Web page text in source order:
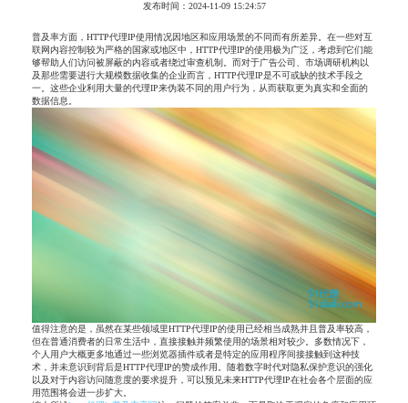
发布时间：2024-11-09 15:24:57
普及率方面，HTTP代理IP使用情况因地区和应用场景的不同而有所差异。在一些对互
联网内容控制较为严格的国家或地区中，HTTP代理IP的使用极为广泛，考虑到它们能
够帮助人们访问被屏蔽的内容或者绕过审查机制。而对于广告公司、市场调研机构以
及那些需要进行大规模数据收集的企业而言，HTTP代理IP是不可或缺的技术手段之
一。这些企业利用大量的代理IP来伪装不同的用户行为，从而获取更为真实和全面的
数据信息。
值得注意的是，虽然在某些领域里HTTP代理IP的使用已经相当成熟并且普及率较高，
但在普通消费者的日常生活中，直接接触并频繁使用的场景相对较少。多数情况下，
个人用户大概更多地通过一些浏览器插件或者是特定的应用程序间接接触到这种技
术，并未意识到背后是HTTP代理IP的赞成作用。随着数字时代对隐私保护意识的强化
以及对于内容访问随意度的要求提升，可以预见未来HTTP代理IP在社会各个层面的应
用范围将会进一步扩大。